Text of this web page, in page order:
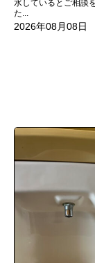
水しているとご相談
た...
2026年08月08日